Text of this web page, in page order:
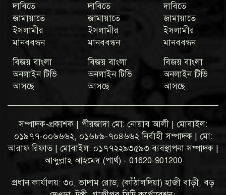
দাবিতে
জামায়াতে
ইসলামীর
মানববন্ধন
বিজয় বাংলা
অনলাইন টিভি
আসছে
দাবিতে
জামায়াতে
ইসলামীর
মানববন্ধন
বিজয় বাংলা
অনলাইন টিভি
আসছে
দাবিতে
জামায়াতে
ইসলামীর
মানববন্ধন
বিজয় বাংলা
অনলাইন টিভি
আসছে
সম্পাদক-প্রকাশক | পীরজাদা মো: নোয়াব আলী | মোবাইল:
০১৯৭৭-০০৬৬৬২, ০১৬৮৯-৭০৪৬৬২ নির্বাহী সম্পাদক | মো:
আরাফ রিফাত | মোবাইল: ০১৭৭২২৯৩৫৯৩ ব্যবস্থাপনা সম্পাদক |
আব্দুল্লাহ আহমেদ (পার্থ) - 01620-901200
প্রধান কার্যালয়: ৩০, ভাদাম রোড, (কাঁঠালদিয়া) হাজী বাড়ী, বড়